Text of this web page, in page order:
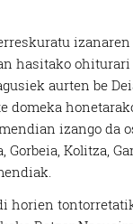
hasitako
aurten be
domeka
izango da
Gorbeia, Kolitza,
horien